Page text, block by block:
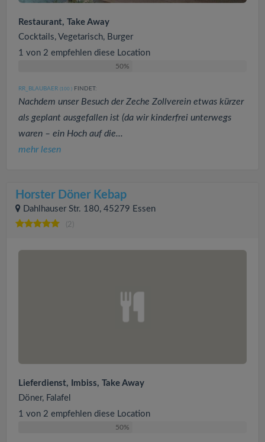
Restaurant, Take Away
Cocktails, Vegetarisch, Burger
1 von 2 empfehlen diese Location
50%
RR_BLAUBAER (100 ) FINDET:
Nachdem unser Besuch der Zeche Zollverein etwas kürzer
als geplant ausgefallen ist (da wir kinderfrei unterwegs
waren – ein Hoch auf die...
mehr lesen
Horster Döner Kebap
Dahlhauser Str. 180, 45279 Essen
(2)
Lieferdienst, Imbiss, Take Away
Döner, Falafel
1 von 2 empfehlen diese Location
50%